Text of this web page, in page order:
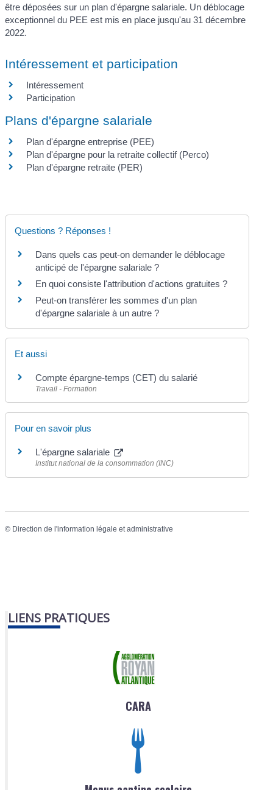
être déposées sur un plan d'épargne salariale. Un déblocage
exceptionnel du PEE est mis en place jusqu'au 31 décembre
2022.
Intéressement et participation
Intéressement
Participation
Plans d'épargne salariale
Plan d'épargne entreprise (PEE)
Plan d'épargne pour la retraite collectif (Perco)
Plan d'épargne retraite (PER)
Questions ? Réponses !
Dans quels cas peut-on demander le déblocage
anticipé de l'épargne salariale ?
En quoi consiste l'attribution d'actions gratuites ?
Peut-on transférer les sommes d'un plan
d'épargne salariale à un autre ?
Et aussi
Compte épargne-temps (CET) du salarié
Travail - Formation
Pour en savoir plus
L'épargne salariale
Institut national de la consommation (INC)
© Direction de l'information légale et administrative
LIENS PRATIQUES
CARA